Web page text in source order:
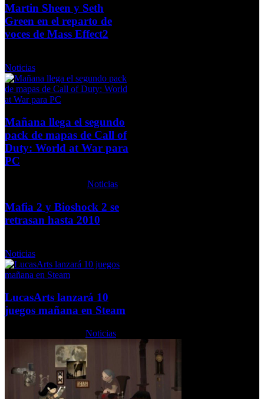
Martin Sheen y Seth
Green en el reparto de
voces de Mass Effect2
Noticias
Mañana llega el segundo
pack de mapas de Call of
Duty: World at War para
PC
Noticias
Mafia 2 y Bioshock 2 se
retrasan hasta 2010
Noticias
LucasArts lanzará 10
juegos mañana en Steam
Noticias